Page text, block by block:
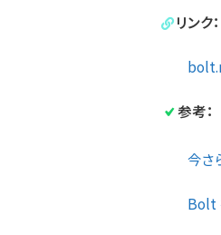
リンク：
参考：
今さ
Bolt